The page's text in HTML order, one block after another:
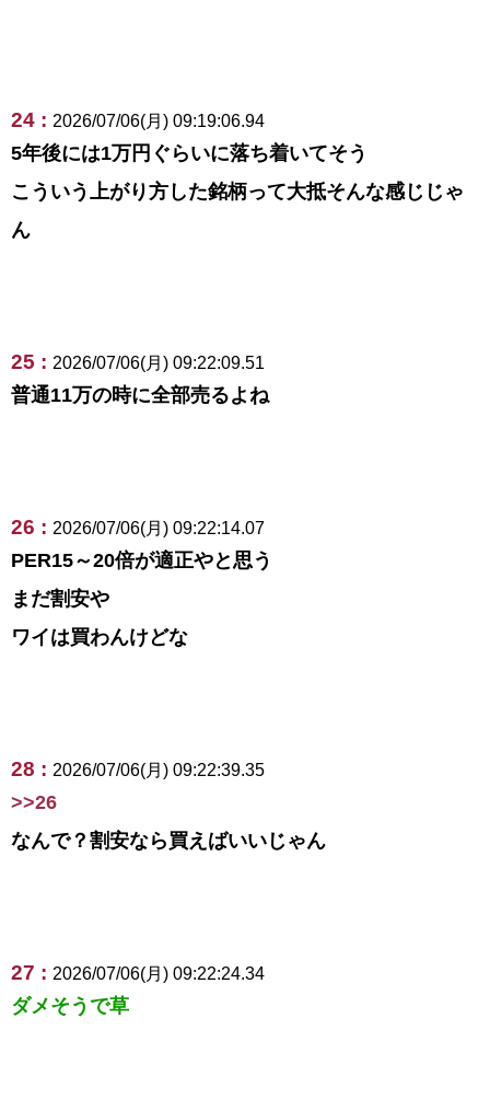
24 : 2026/07/06(月) 09:19:06.94
5年後には1万円ぐらいに落ち着いてそう
こういう上がり方した銘柄って大抵そんな感じじゃ
ん
25 : 2026/07/06(月) 09:22:09.51
普通11万の時に全部売るよね
26 : 2026/07/06(月) 09:22:14.07
PER15～20倍が適正やと思う
まだ割安や
ワイは買わんけどな
28 : 2026/07/06(月) 09:22:39.35
>>26
なんで？割安なら買えばいいじゃん
27 : 2026/07/06(月) 09:22:24.34
ダメそうで草